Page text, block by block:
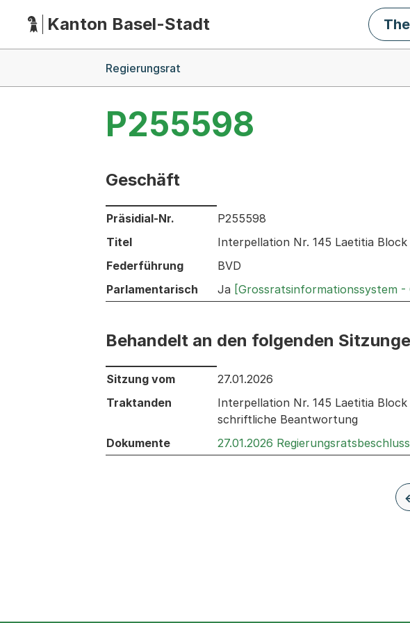
HauptnavigationKanton Basel-Stadt
Regierungsrat
P255598
Geschäft
Informationen zum Ausgewählten Geschäft
Präsidial-Nr.
P255598
Titel
Interpellation Nr. 145 Laetitia
Federführung
BVD
Parlamentarisch
Ja [Grossratsinformationssystem -
Behandelt an den folgenden
Behandelt an den folgenden Sitzungen: Informationen
Sitzung vom
27.01.2026
Traktanden
Interpellation Nr. 145 Laetitia
schriftliche Beantwortung
Dokumente
27.01.2026